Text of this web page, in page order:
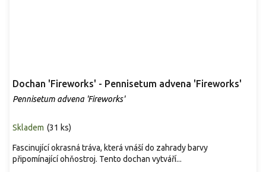
Dochan 'Fireworks' - Pennisetum advena 'Fireworks'
Pennisetum advena 'Fireworks'
Skladem (31 ks)
Fascinující okrasná tráva, která vnáší do zahrady barvy
připomínající ohňostroj. Tento dochan vytváří...